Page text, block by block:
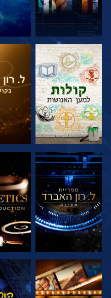
בדוק את הסדרה בדוק
בדוק את הסדרה בדוק
בדוק את הסדרה